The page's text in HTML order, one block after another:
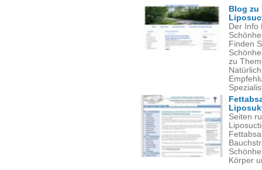
Blog zu
Der Info
Finden
zu
Seiten
Körper